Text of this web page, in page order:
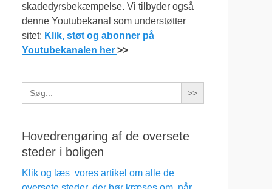
skadedyrsbekæmpelse. Vi tilbyder også
denne Youtubekanal som understøtter
sitet: Klik, støt og abonner på
Youtubekanalen her >>
Search
for:
Hovedrengøring af de oversete
steder i boligen
Klik og læs vores artikel om alle de